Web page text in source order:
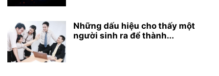
Những dấu hiệu cho thấy một
người sinh ra để thành...